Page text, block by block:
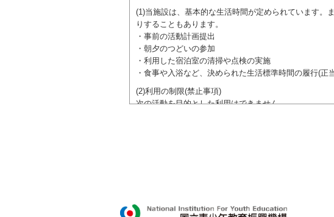
(1)当施設は、基本的な生活時間が定められています。
りすることもあります。
・事前の活動計画提出
・朝夕のつどいの参加
・利用した宿泊室の清掃や点検の実施
・食事や入浴など、決められた生活標準時間の履行(
(2)利用の制限(禁止事項)
次の活動を目的とした利用はできません。
●特定の政党を支持、またはこれに反対するための政
●特定の宗教を支持、またはこれに反対するための宗
域での勧誘活動を行ったり、自らの団体の活動をアピー
ご利用に際しては、本約款や定められた決まりやマナ